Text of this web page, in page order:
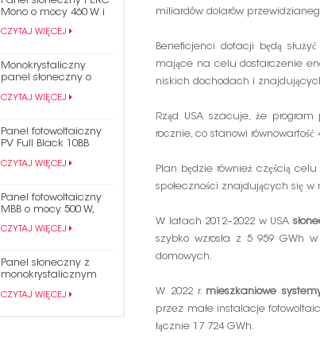
Mono o mocy 460 W i
fotowoltaiczny o
CZYTAJ WIĘCEJ
Monokrystaliczny
panel słoneczny o
czarnym gontem
CZYTAJ WIĘCEJ
Panel fotowoltaiczny
PV Full Black 10BB
mocy 420 W
CZYTAJ WIĘCEJ
Panel fotowoltaiczny
MBB o mocy 500 W,
na energię słoneczną
CZYTAJ WIĘCEJ
Panel słoneczny z
monokrystalicznym
fotowoltaicznym PERC
CZYTAJ WIĘCEJ
miliardów dolarów
Beneficjenci dotacji będą
mające na celu dostarczenie
niskich dochodach i
Rząd USA szacuje, że
rocznie, co stanowi
Plan będzie również częścią
społeczności znajdujących się w
W latach 2012–2022 w USA
szybko wzrosła z 5 959 GWh
domowych.
W 2022 r. mieszkaniowe
przez małe instalacje
łącznie 17 724 GWh.